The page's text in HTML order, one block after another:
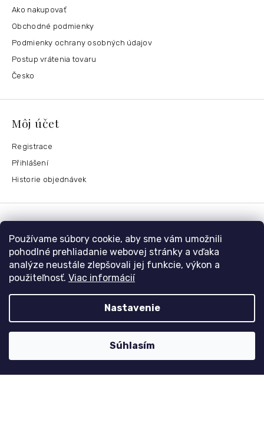
Používame súbory cookie, aby sme vám umožnili
pohodlné prehliadanie webovej stránky a vďaka
analýze neustále zlepšovali jej funkcie, výkon a
použiteľnosť. Viac informácií
Nastavenie
Súhlasím
Ako nakupovať
Obchodné podmienky
Podmienky ochrany osobných údajov
Postup vrátenia tovaru
Česko
Môj účet
Registrace
Přihlášení
Historie objednávek
nolimit@dzinyodevy.cz
+420 731 990 591
Facebook
Platební metody